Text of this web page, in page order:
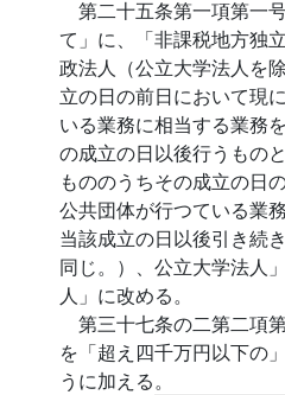
第二十五条第一項第一
て」に、「非課税地方独
政法人（公立大学法人を
立の日の前日において現
いる業務に相当する業務
の成立の日以後行うもの
もののうちその成立の日
公共団体が行つている業
当該成立の日以後引き続
同じ。）、公立大学法人
人」に改める。
第三十七条の二第二項
を「超え四千万円以下の
うに加える。